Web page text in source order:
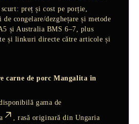
preț și cost pe porție,
congelare/dezghețare și metode
și Australia BMS 6–7, plus
și linkuri directe către articole și
carne de porc Mangalita în
gama de
, rasă originară din Ungaria